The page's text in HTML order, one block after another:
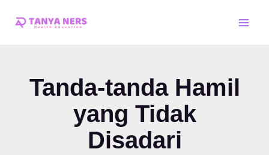
Tanda-tanda Hamil
yang Tidak
Disadari